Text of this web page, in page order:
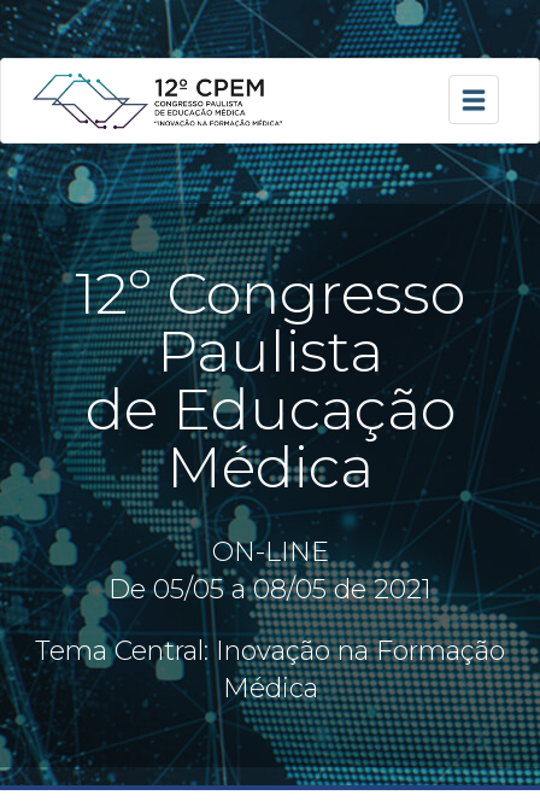
12º Congresso
Paulista
de Educação
Médica
ON-LINE
De 05/05 a 08/05 de 2021
Tema Central: Inovação na Formação
Médica